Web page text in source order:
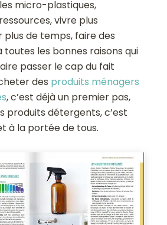
micro-plastiques,
vivre plus
plus de temps, faire des
toutes les bonnes raisons qui
passer le cap du fait
des produits ménagers
, c’est déjà un premier pas,
produits détergents, c’est
à la portée de tous.